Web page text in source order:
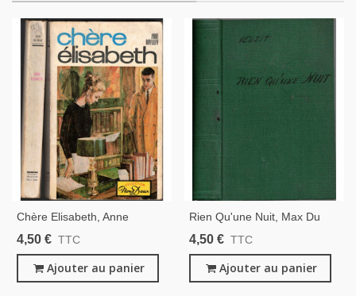
Chère Elisabeth, Anne
Maybury, 1966 - Collection
De Paris, Roman D'amour,
Roman Sentimental,
4,50 € TTC
Ajouter au panier
Rien Qu'une Nuit, Max Du
Veuzit, 1951 - , Roman
4,50 € TTC
Ajouter au panier